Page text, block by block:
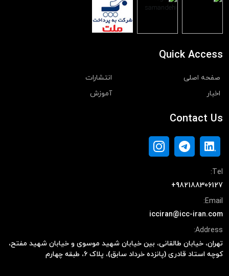
Quick Access
صفحه اصلی
انتشارات
اخبار
آموزش
Contact Us
Tel:
+982188306127
Email:
icciran@icc-iran.com
Address:
تهران، خیابان طالقانی، بین خیابان شهید موسوی و خیابان شهید مفتح،
کوچه استاد قادری (پانزده خرداد سابق)، پلاک ۶، طبقه چهارم